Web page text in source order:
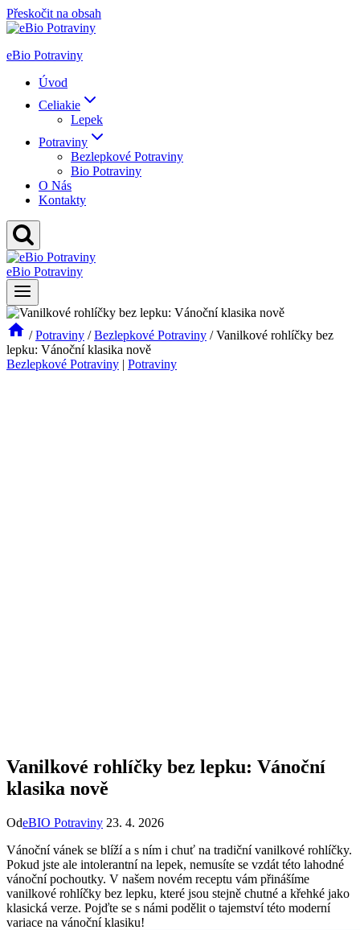
Přeskočit na obsah
eBio Potraviny
Úvod
Celiakie
Lepek
Potraviny
Bezlepkové Potraviny
Bio Potraviny
O Nás
Kontakty
eBio Potraviny
/ Potraviny / Bezlepkové Potraviny / Vanilkové rohlíčky bez
lepku: Vánoční klasika nově
Bezlepkové Potraviny | Potraviny
Vanilkové rohlíčky bez lepku: Vánoční
klasika nově
OdeBIO Potraviny 23. 4. 2026
Vánoční vánek se blíží a s ním i chuť na tradiční vanilkové rohlíčky.
Pokud jste ale intolerantní na lepek, nemusíte se vzdát této lahodné
vánoční pochoutky. V našem novém receptu vám přinášíme
vanilkové rohlíčky bez lepku, které jsou stejně chutné a křehké jako
klasická verze. Pojďte se s námi podělit o tajemství této moderní
variace na vánoční klasiku!